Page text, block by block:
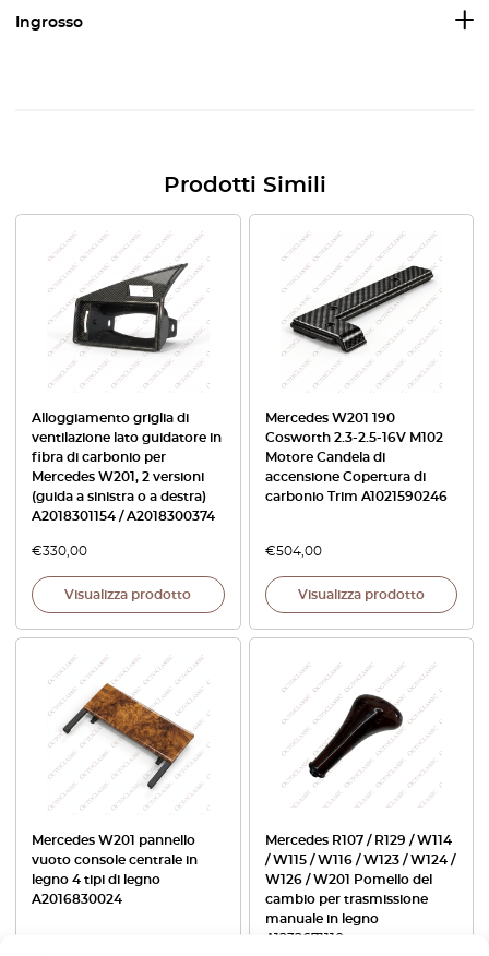
Ingrosso
Prodotti Simili
Alloggiamento griglia di
ventilazione lato guidatore in
fibra di carbonio per
Mercedes W201, 2 versioni
(guida a sinistra o a destra)
A2018301154 / A2018300374
€330,00
Visualizza prodotto
Mercedes W201 190
Cosworth 2.3-2.5-16V M102
Motore Candela di
accensione Copertura di
carbonio Trim A1021590246
€504,00
Visualizza prodotto
Mercedes W201 pannello
vuoto console centrale in
legno 4 tipi di legno
A2016830024
Mercedes R107 / R129 / W114
/ W115 / W116 / W123 / W124 /
W126 / W201 Pomello del
cambio per trasmissione
manuale in legno
A1232671110